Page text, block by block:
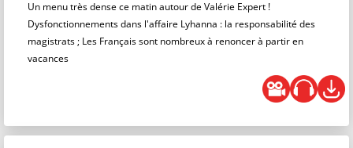
Un menu très dense ce matin autour de Valérie Expert !
Dysfonctionnements dans l'affaire Lyhanna : la responsabilité des
magistrats ; Les Français sont nombreux à renoncer à partir en
vacances